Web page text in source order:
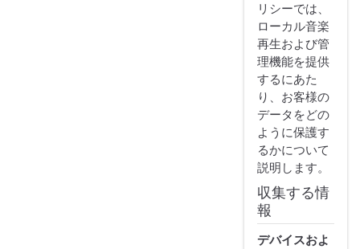
リシーでは、
ローカル音楽
再生および管
理機能を提供
するにあた
り、お客様の
データをどの
ように保護す
るかについて
説明します。
収集する情
報
デバイスおよ